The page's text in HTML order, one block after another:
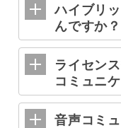
ハイブリ
んですか？
ライセン
コミュニ
音声コミ